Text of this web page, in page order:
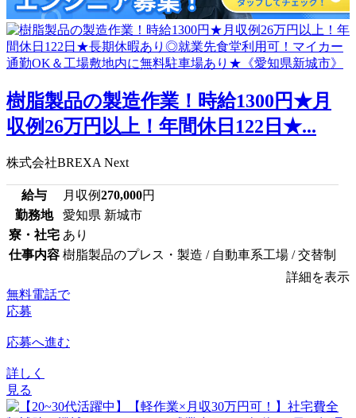
樹脂製品の製造作業！時給1300円★月
収例26万円以上！年間休日122日★...
株式会社BREXA Next
給与 月収例270,000円
勤務地
愛知県 新城市
寮・社宅 あり
仕事内容 樹脂製品のプレス・製造 / 自動車系工場 / 交替制
詳細を表示
無料電話で
応募
応募へ進む
詳しく
見る